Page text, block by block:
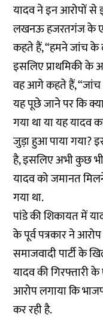
यादव ने इन आरोपों से
लखनऊ हजरतगंज के
कहते हैं, “हमने जांच के
इसलिए प्राथमिकी के
वह आगे कहते हैं, “जांच
यह पूछे जाने पर कि
गया था या यह यादव
जुड़ा हुआ पाया गया?
है, इसलिए अभी कुछ
यादव को जमानत
गया था.
पांडे की शिकायत में
के पूर्व पत्रकार ने
समाजवादी पार्टी के
यादव की गिरफ्तारी के
आरोप लगाया कि
कर रही है.